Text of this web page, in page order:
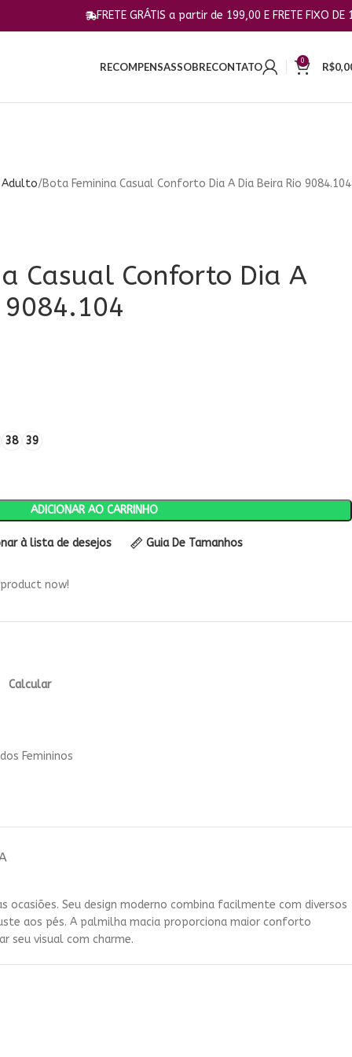
nossos produtos
RECOMPENSASSOBRECONTATO 0 R$
Bota Feminina Casual Conforto Dia A Dia Beira Rio 9084.104
Casual Conforto Dia A
38 39
ADICIONAR AO CARRINHO
à lista de desejos Guia De Tamanhos
now!
Calcular
Femininos
Seu design moderno combina facilmente com diversos
aos pés. A palmilha macia proporciona maior conforto
seu visual com charme.
FRETE GRÁTIS a partir de 199,00 E FRETE FIXO DE 10,00 PARA